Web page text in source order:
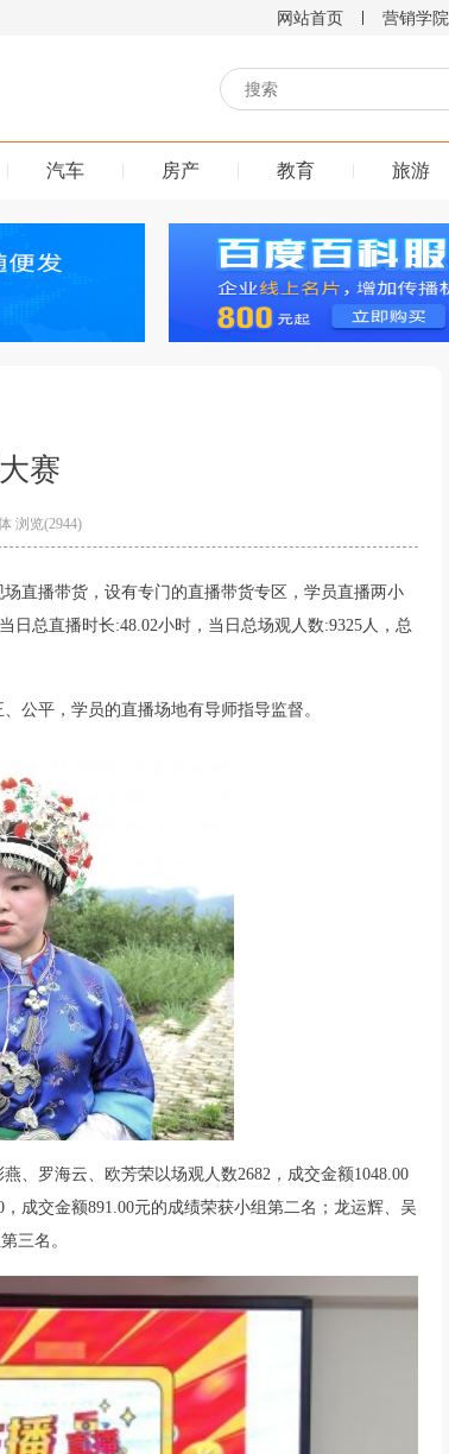
网站首页 营销学院
汽车 房产 教育 旅游
赛
浏览(2944)
直播带货，设有专门的直播带货专区，学员直播两小
日总直播时长:48.02小时，当日总场观人数:9325人，总
平，学员的直播场地有导师指导监督。
罗海云、欧芳荣以场观人数2682，成交金额1048.00
成交金额891.00元的成绩荣获小组第二名；龙运辉、吴
三名。